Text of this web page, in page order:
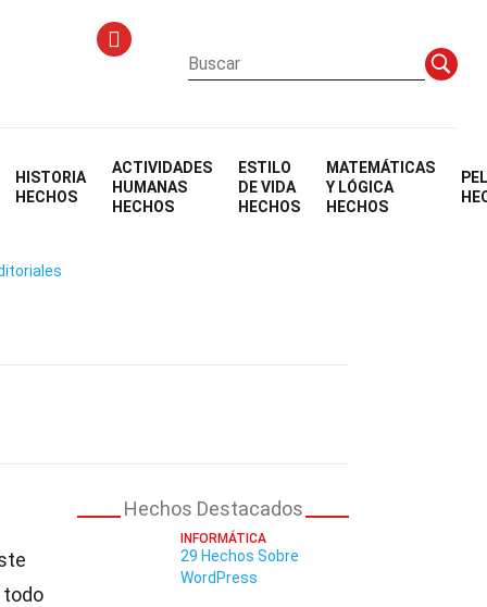
HISTORIA
HECHOS
ACTIVIDADES
HUMANAS
HECHOS
ESTILO
DE VIDA
HECHOS
MATEMÁTICAS
Y LÓGICA
HECHOS
todo
Hechos Destacados
INFORMÁTICA
29 Hechos Sobre
WordPress